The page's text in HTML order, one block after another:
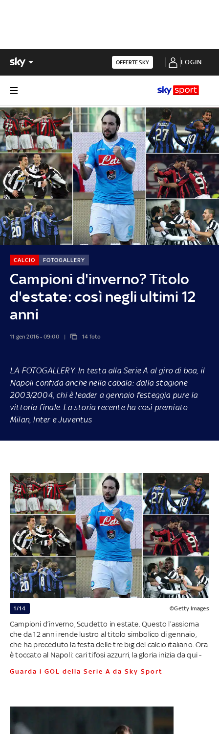
OFFERTE SKY LOGIN
Campioni d'inverno? Titolo
d'estate: così negli ultimi 12
anni
CALCIO FOTOGALLERY
11 gen 2016 - 09:00 14 foto
LA FOTOGALLERY. In testa alla Serie A al giro di boa, il
Napoli confida anche nella cabala: dalla stagione
2003/2004, chi è leader a gennaio festeggia pure la
vittoria finale. La storia recente ha così premiato
Milan, Inter e Juventus
1/14 ©Getty Images
Campioni d’inverno, Scudetto in estate. Questo l’assioma
che da 12 anni rende lustro al titolo simbolico di gennaio,
che ha preceduto la festa delle tre big del calcio italiano. Ora
è toccato al Napoli: cari tifosi azzurri, la gloria inizia da qui -
Guarda i GOL della Serie A da Sky Sport